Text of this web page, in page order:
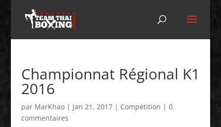
Championnat Régional K1
2016
par MarKhao| Jan 21, 2017| Compétition | 0
commentaires